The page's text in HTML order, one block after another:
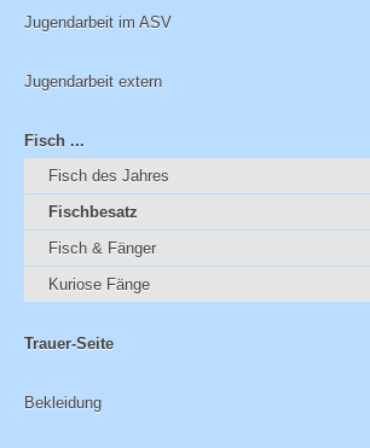
Jugendarbeit im ASV
Jugendarbeit extern
Fisch ...
Fisch des Jahres
Fischbesatz
Fisch & Fänger
Kuriose Fänge
Trauer-Seite
Bekleidung